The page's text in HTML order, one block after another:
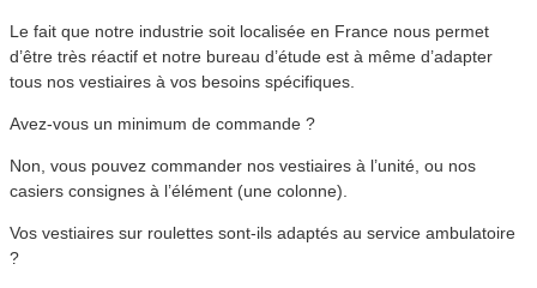
Le fait que notre industrie soit localisée en France nous permet
d’être très réactif et notre bureau d’étude est à même d’adapter
tous nos vestiaires à vos besoins spécifiques.
Avez-vous un minimum de commande ?
Non, vous pouvez commander nos vestiaires à l’unité, ou nos
casiers consignes à l’élément (une colonne).
Vos vestiaires sur roulettes sont-ils adaptés au service ambulatoire
?